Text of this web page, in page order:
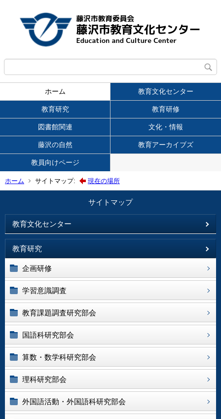
ホーム 教育文化センター
教育研究 教育研修
図書館関連 文化・情報
藤沢の自然 教育アーカイブズ
教員向けページ
ホーム サイトマップ: 現在の場所
サイトマップ
教育文化センター
教育研究
企画研修
学習意識調査
教育課題調査研究部会
国語科研究部会
算数・数学科研究部会
理科研究部会
外国語活動・外国語科研究部会